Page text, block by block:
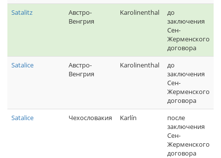
Satalitz
Австро-
Венгрия
Karolinenthal
до
заключения
Сен-
Жерменского
договора
Satalice
Австро-
Венгрия
Karolinenthal
до
заключения
Сен-
Жерменского
договора
Satalice
Чехословакия Karlín
после
заключения
Сен-
Жерменского
договора